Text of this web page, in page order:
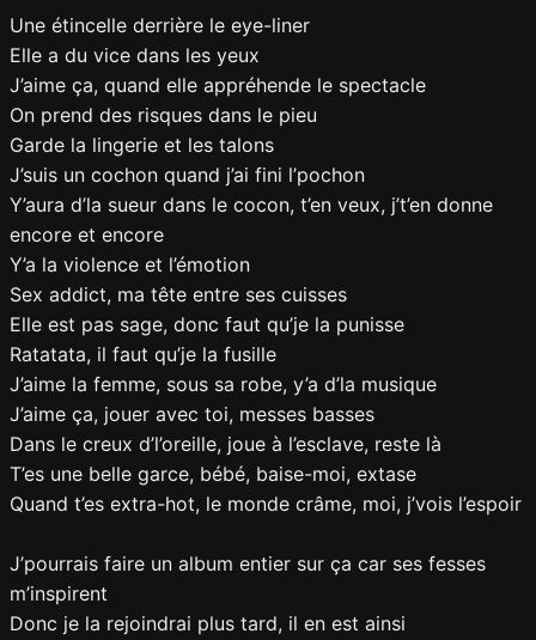
Une étincelle derrière le eye-liner
Elle a du vice dans les yeux
J’aime ça, quand elle appréhende le spectacle
On prend des risques dans le pieu
Garde la lingerie et les talons
J’suis un cochon quand j’ai fini l’pochon
Y’aura d’la sueur dans le cocon, t’en veux, j’t’en donne
encore et encore
Y’a la violence et l’émotion
Sex addict, ma tête entre ses cuisses
Elle est pas sage, donc faut qu’je la punisse
Ratatata, il faut qu’je la fusille
J’aime la femme, sous sa robe, y’a d’la musique
J’aime ça, jouer avec toi, messes basses
Dans le creux d’l’oreille, joue à l’esclave, reste là
T’es une belle garce, bébé, baise-moi, extase
Quand t’es extra-hot, le monde crâme, moi, j’vois l’espoir
J’pourrais faire un album entier sur ça car ses fesses
m’inspirent
Donc je la rejoindrai plus tard, il en est ainsi